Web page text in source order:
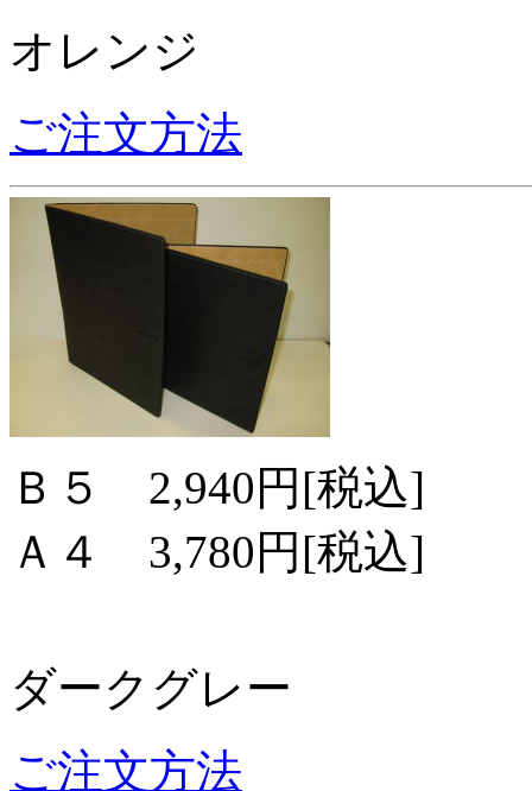
オレンジ
ご注文方法
Ｂ５ 2,940円[税込]
Ａ４ 3,780円[税込]
ダークグレー
ご注文方法